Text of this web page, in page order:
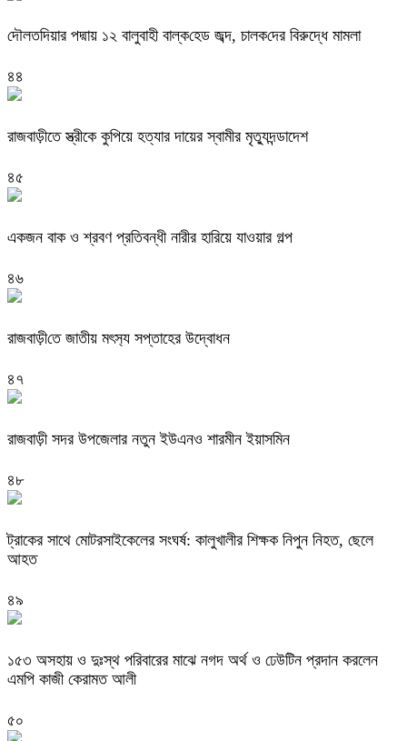
দৌলত‌দিয়ার পদ্মায় ১২ বালুবাহী বাল্ক‌হেড জব্দ, চালক‌দের বিরুদ্ধে মামলা
৪৪
রাজবাড়ীতে স্ত্রীকে কুপিয়ে হত্যার দায়ের স্বামীর মৃত্যুদন্ডাদেশ
৪৫
একজন বাক ও শ্রবণ প্রতিবন্ধী নারীর হারিয়ে যাওয়ার গল্প
৪৬
রাজবাড়ী‌তে জাতীয় মৎস‌্য সপ্তাহের উদ্বোধন
৪৭
রাজবাড়ী সদর উপজেলার নতুন ইউএনও শারমীন ইয়াসমিন
৪৮
ট্রাকের সাথে মোটরসাইকেলের সংঘর্ষ: কালুখালীর শিক্ষক নিপুন নিহত, ছেলে
আহত
৪৯
১৫৩ অসহায় ও দুঃস্থ পরিবারের মাঝে নগদ অর্থ ও ঢেউটিন প্রদান করলেন
এমপি কাজী কেরামত আলী
৫০